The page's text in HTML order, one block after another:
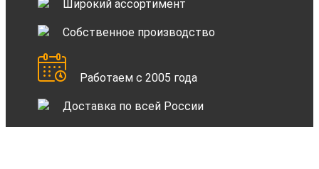
Широкий ассортимент
Собственное производство
Работаем с 2005 года
Доставка по всей России